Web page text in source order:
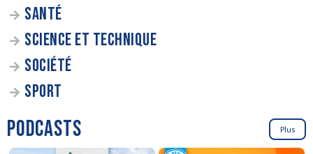
SANTÉ
SCIENCE ET TECHNIQUE
SOCIÉTÉ
SPORT
PODCASTS Plus